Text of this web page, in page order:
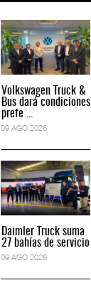
Volkswagen Truck &
Bus dará condiciones
prefe ...
09 AGO 2026
Daimler Truck suma
27 bahías de servicio
09 AGO 2026